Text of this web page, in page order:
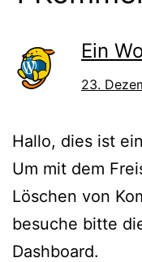
Ein
23.
Hallo, dies ist
Um mit dem
Löschen von
besuche bitte
Dashboard.